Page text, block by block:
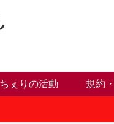
ちぇりの活動 規約